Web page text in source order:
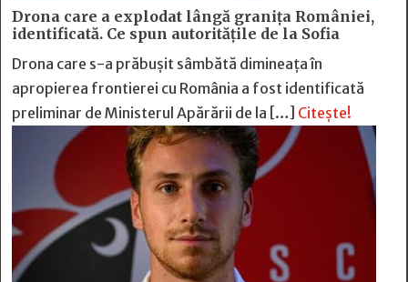
Drona care a explodat lângă granița României,
identificată. Ce spun autoritățile de la Sofia
Drona care s-a prăbușit sâmbătă dimineața în
apropierea frontierei cu România a fost identificată
preliminar de Ministerul Apărării de la […] Citește!